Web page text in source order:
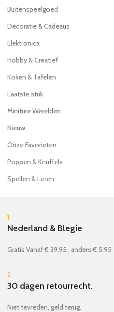
Buitenspeelgoed
Decoratie & Cadeaus
Elektronica
Hobby & Creatief
Koken & Tafelen
Laatste stuk
Miniture Werelden
Nieuw
Onze Favorieten
Poppen & Knuffels
Spellen & Leren
1.
Nederland & Blegie
Gratis Vanaf € 39.95 , anders € 5.95
2.
30 dagen retourrecht.
Niet tevreden, geld terug.